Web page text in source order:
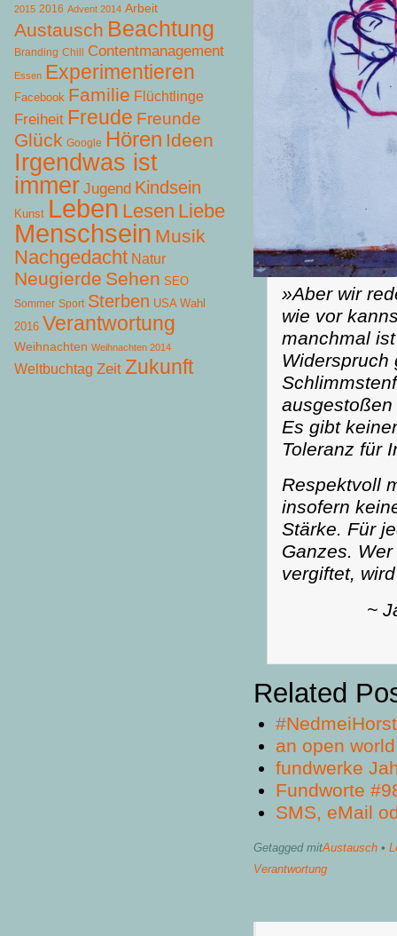
»Aber wir
wie vor
manchmal
Widerspruch
Es gibt
Toleranz für
Respektvoll
insofern
Stärke. Für
Ganzes.
vergiftet,
~
Related
#NedmeiHorst
an open
fundwerke
Fundworte
SMS, eMail
Getagged mitAustausch •
Verantwortung
2015 2016 Advent 2014 Arbeit
Austausch Beachtung
Branding Chill Contentmanagement
Essen Experimentieren
Facebook Familie Flüchtlinge
Freiheit Freude Freunde
Glück Google Hören Ideen
Irgendwas ist
immer Jugend Kindsein
Kunst Leben Lesen Liebe
Menschsein Musik
Nachgedacht Natur
Neugierde Sehen SEO
Sommer Sport Sterben USA Wahl
2016 Verantwortung
Weihnachten Weihnachten 2014
Weltbuchtag Zeit Zukunft